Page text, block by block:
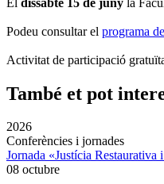
Podeu consultar el programa
Activitat de participació
També et pot
2026
Conferències i jornades
Jornada «Justícia
08 octubre